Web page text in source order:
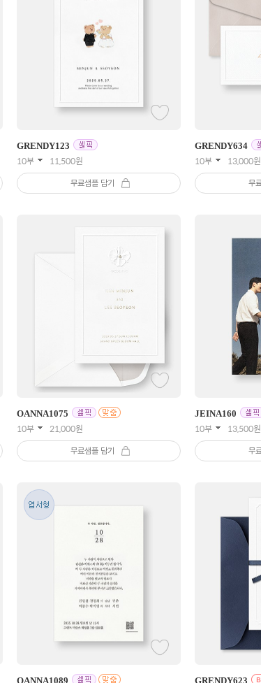
GRENDY123
10부 11,500원
무료샘플 담기
GRENDY634
10부 13,000원
무
OANNA1075
10부 21,000원
무료샘플 담기
JEINA160
10부 13,500원
무
OANNA1089 GRENDY623